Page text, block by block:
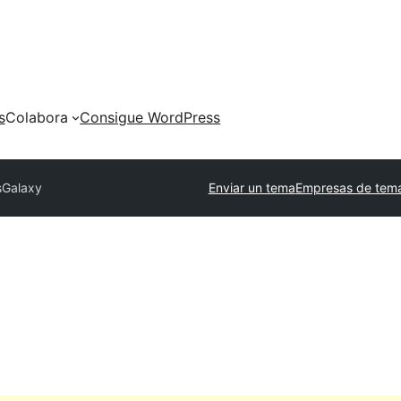
Colabora
Consigue WordPress
Galaxy Enviar un temaEmpresas de